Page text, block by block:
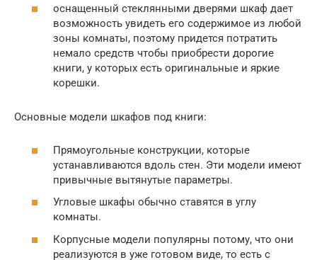
оснащенный стеклянными дверями шкаф дает
возможность увидеть его содержимое из любой
зоны комнаты, поэтому придется потратить
немало средств чтобы приобрести дорогие
книги, у которых есть оригинальные и яркие
корешки.
Основные модели шкафов под книги:
Прямоугольные конструкции, которые
устанавливаются вдоль стен. Эти модели имеют
привычные вытянутые параметры.
Угловые шкафы обычно ставятся в углу
комнаты.
Корпусные модели популярны потому, что они
реализуются в уже готовом виде, то есть с